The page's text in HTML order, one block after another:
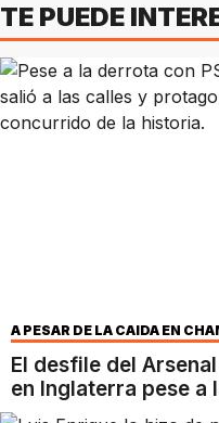
TE PUEDE
A PESAR DE LA CAÍDA EN
El desfile del
en Inglaterra pese a